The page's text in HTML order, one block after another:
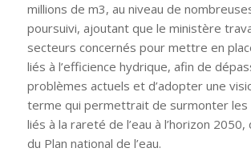
millions de m3, au niveau de
poursuivi, ajoutant que le ministère
secteurs concernés pour mettre en
liés à l’efficience hydrique, afin de
problèmes actuels et d’adopter une
terme qui permettrait de surmonter les
liés à la rareté de l’eau à l’horizon 2050,
du Plan national de l’eau.